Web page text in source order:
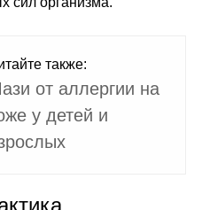
также:
от аллергии на
у детей и